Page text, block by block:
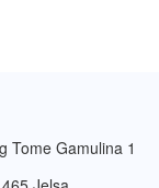
Tome Gamulina 1